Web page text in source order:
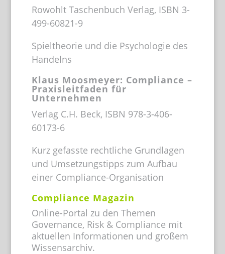
Rowohlt Taschenbuch Verlag, ISBN 3-
499-60821-9
Spieltheorie und die Psychologie des
Handelns
Klaus Moosmeyer: Compliance –
Praxisleitfaden für
Unternehmen
Verlag C.H. Beck, ISBN 978-3-406-
60173-6
Kurz gefasste rechtliche Grundlagen
und Umsetzungstipps zum Aufbau
einer Compliance-Organisation
Compliance Magazin
Online-Portal zu den Themen
Governance, Risk & Compliance mit
aktuellen Informationen und großem
Wissensarchiv.